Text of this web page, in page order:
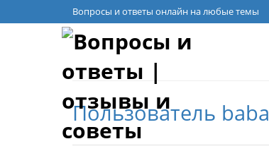
Вопросы и ответы онлайн на любые темы
Пользователь baba